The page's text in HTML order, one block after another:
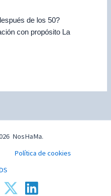
de los 50?
con propósito La
NosHaMa.
Política de cookies